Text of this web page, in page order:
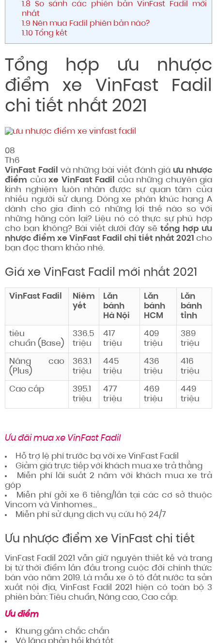
1.8 So sánh các phiên bản VinFast Fadil mới
nhất
1.9 Nên mua Fadil phiên bản nào?
1.10 Tổng kết
Tổng hợp ưu nhược
điểm xe VinFast Fadil
chi tiết nhất 2021
08
Th6
VinFast Fadil
và những bài viết đánh giá ưu nhược
điểm củaxe VinFast Fadil
của những chuyên gia
kinh nghiệm luôn nhân được sự quan tâm của
nhiều người sử dụng. Dòng xe phân khúc hạng A
dành cho gia đinh có những lợi thế nào so với
những hãng còn lại? Liệu nó có thực sự phù hợp
cho bạn không? Bài viết dưới đây sẽ tổng hợp ưu
nhược điểm xe VinFast Fadil chi tiết nhất 2021 cho
bạn đọc tham khảo nhé.
Giá xe VinFast Fadil mới nhất 2021
VinFast Fadil
Niêm
yết
Lăn
bánh
Hà Nội
Lăn
bánh
HCM
Lăn
bánh
tỉnh
tiêu
chuẩn (Base)
336.5
triệu
417
triệu
409
triệu
389
triệu
Nâng cao
(Plus)
363.1
triệu
445
triệu
436
triệu
416
triệu
Cao cấp
395.1
triệu
477
triệu
469
triệu
449
triệu
Ưu đãi mua xe VinFast Fadil
Hỗ trợ lệ phí trước bạ với xe VinFast Fadil
Giảm giá trực tiếp với khách mua xe trả thẳng
Miễn phí lãi suất 2 năm với khách mua xe trả
góp
Miễn phí gởi xe 6 tiếng/lần tại các cơ sở thuộc
Vincom và Vinhomes…
Miễn phí sử dụng dịch vụ cứu hộ 24/7
Ưu nhược điểm xe VinFast chi tiết
VinFast Fadil 2021 vẫn giữ nguyên thiết kế và trang
bị từ thời điểm lần đầu trong cuộc đời chính thức
bán vào năm 2019. Là mẫu xe ô tô đất nước ta sản
xuất nội địa, VinFast Fadil 2021 hiện có toàn bộ 3
phiên bản: T iêu chuẩn, Nâng cao, Cao cấp.
Ưu điểm
Khung gầm chắc chắn
Vô lăng phản hồi khá tốt